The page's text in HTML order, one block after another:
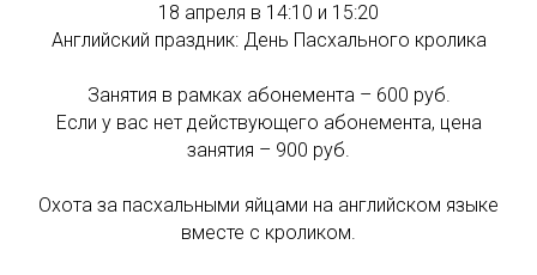
18 апреля в 14:10 и 15:20
Английский праздник: День Пасхального кролика
Занятия в рамках абонемента – 600 руб.
Если у вас нет действующего абонемента, цена
занятия – 900 руб.
Охота за пасхальными яйцами на английском языке
вместе с кроликом.